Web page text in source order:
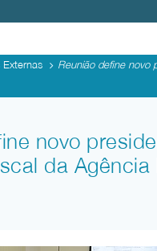
Externas
Reunião define novo
novo
da Agência